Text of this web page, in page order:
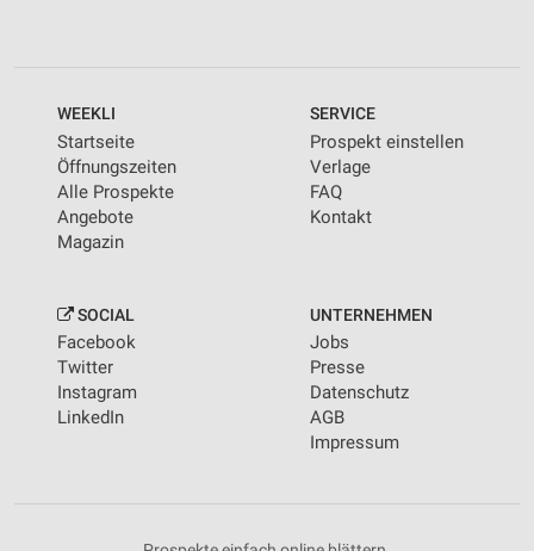
WEEKLI
Startseite
Öffnungszeiten
Alle Prospekte
Angebote
Magazin
SERVICE
Prospekt einstellen
Verlage
FAQ
Kontakt
SOCIAL
Facebook
Twitter
Instagram
LinkedIn
UNTERNEHMEN
Jobs
Presse
Datenschutz
AGB
Impressum